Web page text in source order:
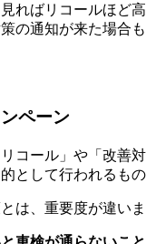
ればリコールほど高
の通知が来た場合
ペーン
リコール」や「改善
として行われるもの
は、重要度が違いま